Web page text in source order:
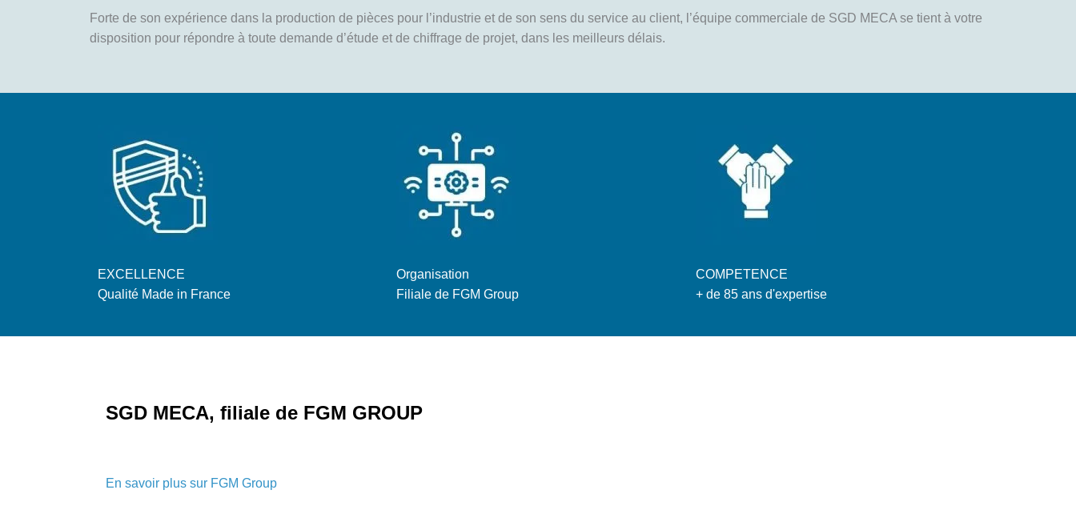
Forte de son expérience dans la production de pièces pour l’industrie et de son sens du service au client, l’équipe commerciale de SGD MECA se tient à votre
disposition pour répondre à toute demande d’étude et de chiffrage de projet, dans les meilleurs délais.
EXCELLENCE
Qualité Made in France
Organisation
Filiale de FGM Group
COMPETENCE
+ de 85 ans d'expertise
SGD MECA, filiale de FGM GROUP
En savoir plus sur FGM Group